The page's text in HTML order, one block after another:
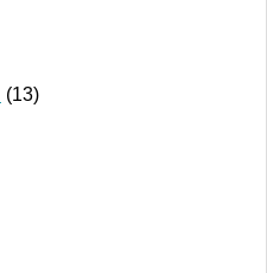
(13)